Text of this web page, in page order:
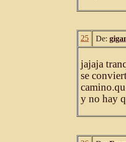
25 De:
jajaja
se
y no hay